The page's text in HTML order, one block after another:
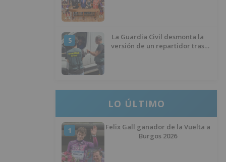
5
La Guardia Civil desmonta la
versión de un repartidor tras
LO ÚLTIMO
1
Felix Gall ganador de la Vuelta a
Burgos 2026